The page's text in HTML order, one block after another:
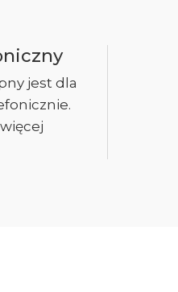
jest dla